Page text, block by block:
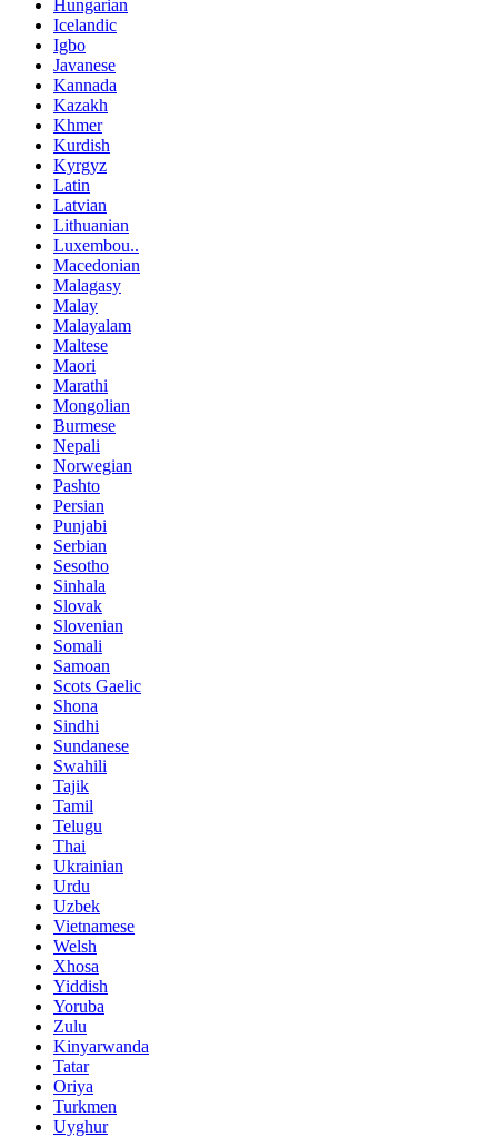
Hungarian
Icelandic
Igbo
Javanese
Kannada
Kazakh
Khmer
Kurdish
Kyrgyz
Latin
Latvian
Lithuanian
Luxembou..
Macedonian
Malagasy
Malay
Malayalam
Maltese
Maori
Marathi
Mongolian
Burmese
Nepali
Norwegian
Pashto
Persian
Punjabi
Serbian
Sesotho
Sinhala
Slovak
Slovenian
Somali
Samoan
Scots Gaelic
Shona
Sindhi
Sundanese
Swahili
Tajik
Tamil
Telugu
Thai
Ukrainian
Urdu
Uzbek
Vietnamese
Welsh
Xhosa
Yiddish
Yoruba
Zulu
Kinyarwanda
Tatar
Oriya
Turkmen
Uyghur